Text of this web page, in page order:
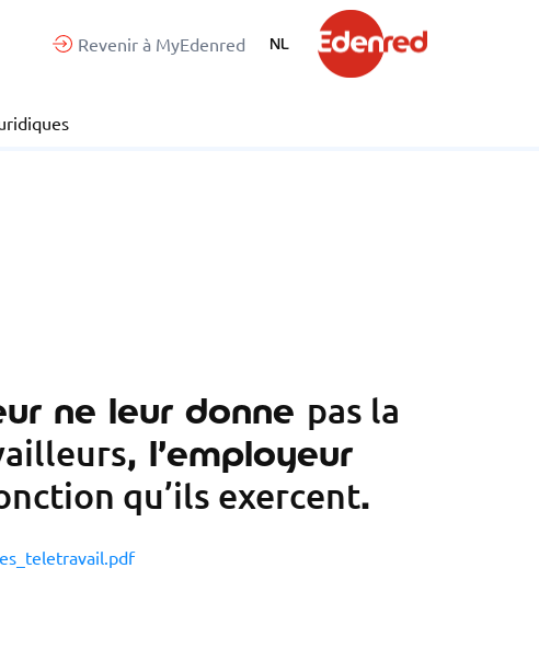
Revenir à MyEdenred NL
ne leur donne pas la
, l’employeur
qu’ils exercent.